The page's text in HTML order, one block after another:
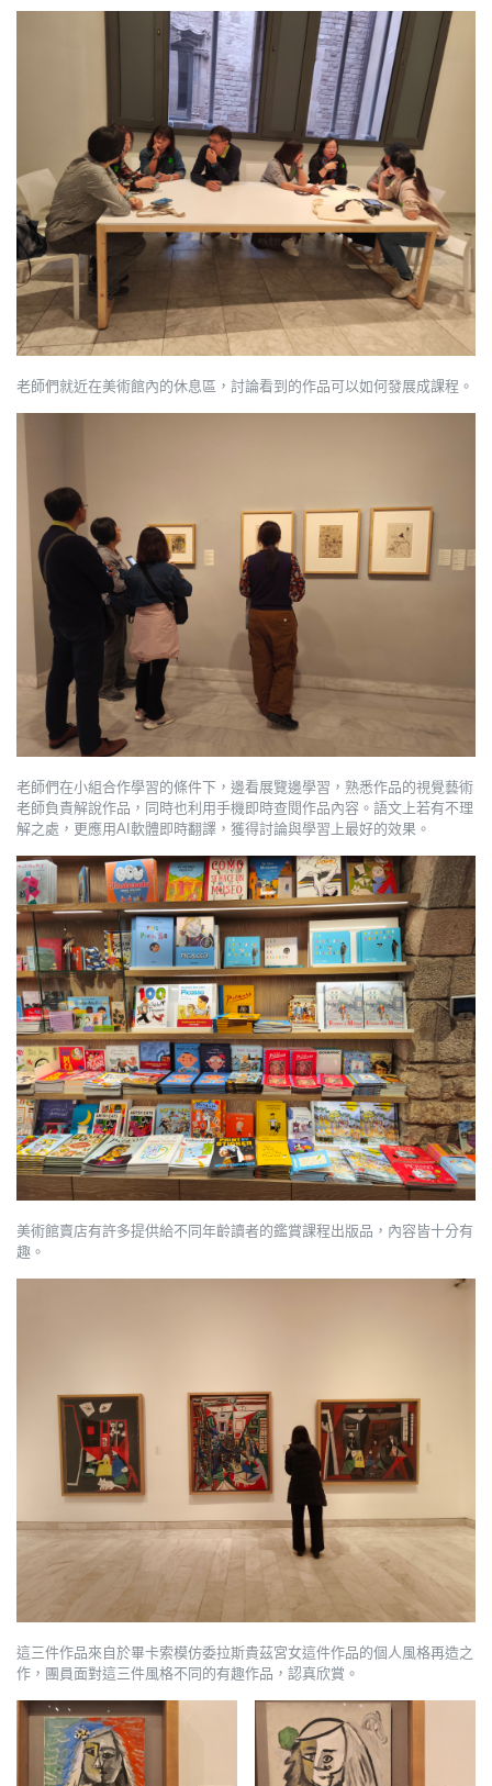
老師們就近在美術館內的休息區，討論看到的作品可以如何發展成課程。
老師們在小組合作學習的條件下，邊看展覽邊學習，熟悉作品的視覺藝術
老師負責解說作品，同時也利用手機即時查閱作品內容。語文上若有不理
解之處，更應用AI軟體即時翻譯，獲得討論與學習上最好的效果。
美術館賣店有許多提供給不同年齡讀者的鑑賞課程出版品，內容皆十分有
趣。
這三件作品來自於畢卡索模仿委拉斯貴茲宮女這件作品的個人風格再造之
作，團員面對這三件風格不同的有趣作品，認真欣賞。